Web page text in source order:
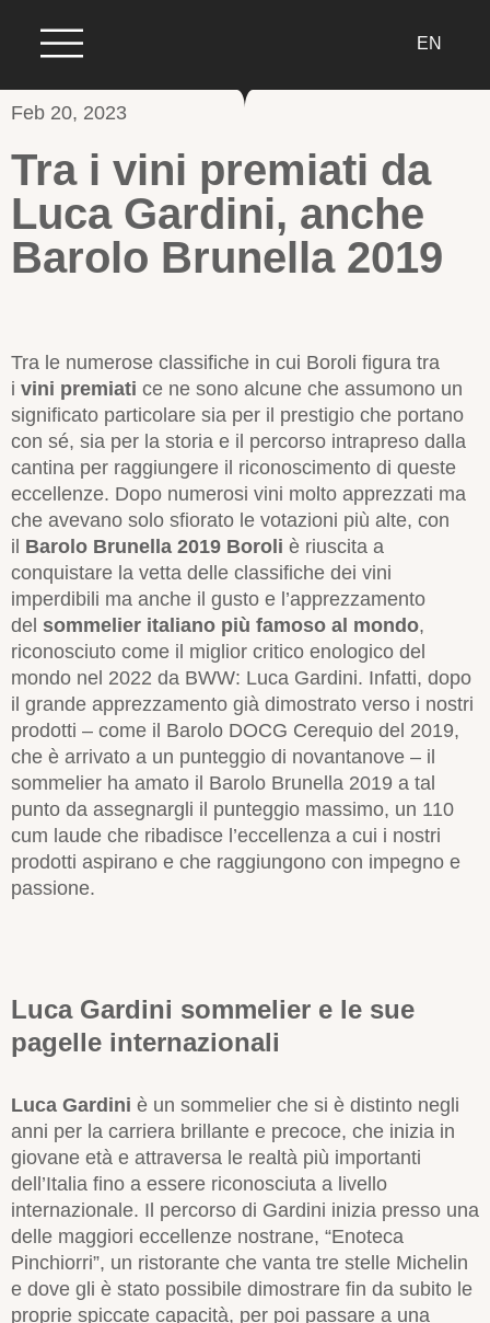
EN
Feb 20, 2023
Tra i vini premiati da
Luca Gardini, anche
Barolo Brunella 2019
Tra le numerose classifiche in cui Boroli figura tra
i vini premiati ce ne sono alcune che assumono un
significato particolare sia per il prestigio che portano
con sé, sia per la storia e il percorso intrapreso dalla
cantina per raggiungere il riconoscimento di queste
eccellenze. Dopo numerosi vini molto apprezzati ma
che avevano solo sfiorato le votazioni più alte, con
il Barolo Brunella 2019 Boroli è riuscita a
conquistare la vetta delle classifiche dei vini
imperdibili ma anche il gusto e l’apprezzamento
del sommelier italiano più famoso al mondo,
riconosciuto come il miglior critico enologico del
mondo nel 2022 da BWW: Luca Gardini. Infatti, dopo
il grande apprezzamento già dimostrato verso i nostri
prodotti – come il Barolo DOCG Cerequio del 2019,
che è arrivato a un punteggio di novantanove – il
sommelier ha amato il Barolo Brunella 2019 a tal
punto da assegnargli il punteggio massimo, un 110
cum laude che ribadisce l’eccellenza a cui i nostri
prodotti aspirano e che raggiungono con impegno e
passione.
Luca Gardini sommelier e le sue
pagelle internazionali
Luca Gardini è un sommelier che si è distinto negli
anni per la carriera brillante e precoce, che inizia in
giovane età e attraversa le realtà più importanti
dell’Italia fino a essere riconosciuta a livello
internazionale. Il percorso di Gardini inizia presso una
delle maggiori eccellenze nostrane, “Enoteca
Pinchiorri”, un ristorante che vanta tre stelle Michelin
e dove gli è stato possibile dimostrare fin da subito le
proprie spiccate capacità, per poi passare a una